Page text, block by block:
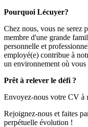
Pourquoi Lécuyer?
Chez nous, vous ne serez
membre d'une grande
personnelle et
employé(e) contribue à
un environnement où
Prêt à relever le défi ?
Envoyez-nous votre CV à
Rejoignez-nous et faites
perpétuelle évolution !